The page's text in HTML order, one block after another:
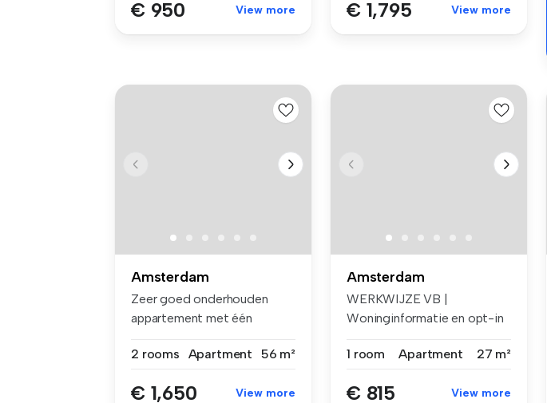
€ 950 View more € 1,795 View more
Amsterdam
Zeer goed onderhouden
appartement met één
2 rooms
Apartment 56 m²
€ 1,650 View more
Amsterdam
WERKWIJZE VB |
Woninginformatie en opt-in
1 room
Apartment 27 m²
€ 815 View more